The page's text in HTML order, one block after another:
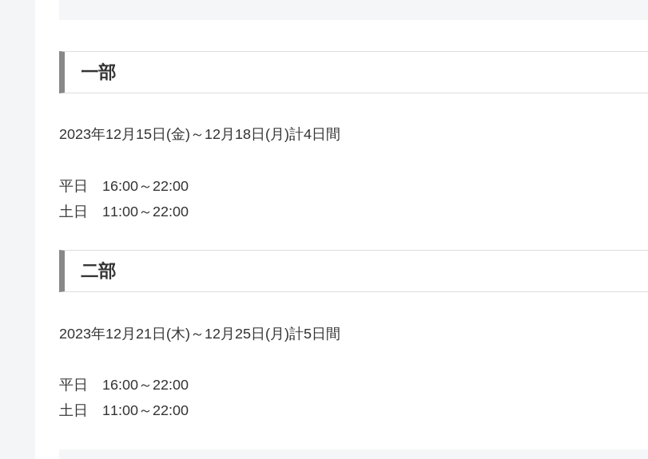
一部
2023年12月15日(金)～12月18日(月)計4日間
平日 16:00～22:00
土日 11:00～22:00
二部
2023年12月21日(木)～12月25日(月)計5日間
平日 16:00～22:00
土日 11:00～22:00